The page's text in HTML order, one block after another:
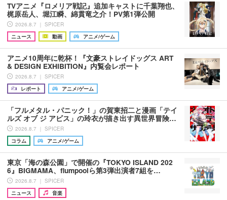
TVアニメ『ロメリア戦記』追加キャストに千葉翔也、
梶原岳人、堀江瞬、綿貫竜之介！PV第1弾公開
2026.8.7 ｜ SPICER
ニュース
動画 アニメ/ゲーム
アニメ10周年に乾杯！『文豪ストレイドッグス ART
& DESIGN EXHIBITION』内覧会レポート
2026.8.7 ｜ SPICER
レポート
アニメ/ゲーム
「フルメタル・パニック！」の賀東招二と漫画「テイ
ルズ オブ ジ アビス」の玲衣が描き出す異世界冒険…
2026.8.7 ｜ SPICER
コラム
アニメ/ゲーム
東京「海の森公園」で開催の『TOKYO ISLAND 202
6』BIGMAMA、flumpoolら第3弾出演者7組を…
2026.8.7 ｜ SPICER
ニュース
音楽